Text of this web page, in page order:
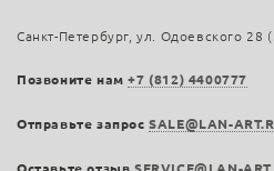
Санкт-Петербург, ул. Одоевского 28
Позвоните нам+7 (812) 4400777
Отправьте запросSALE@LAN-